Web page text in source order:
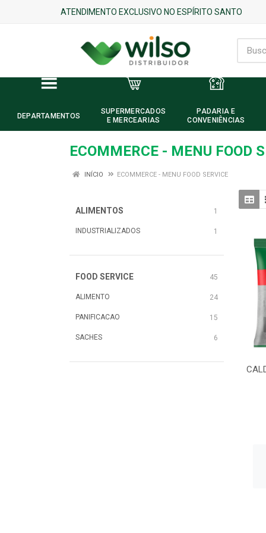
ATENDIMENTO EXCLUSIVO NO ESPÍRITO SANTO
DEPARTAMENTOS
SUPERMERCADOS
E MERCEARIAS
PADARIA E
CONVENIÊNCIAS
ECOMMERCE - MENU FOOD
INÍCIO ECOMMERCE - MENU FOOD SERVICE
ALIMENTOS 1
INDUSTRIALIZADOS 1
FOOD SERVICE 45
ALIMENTO 24
PANIFICACAO 15
SACHES 6